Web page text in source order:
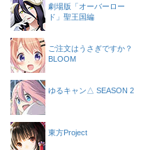
劇場版「オーバーロー
ド」聖王国編
ご注文はうさぎですか？
BLOOM
ゆるキャン△ SEASON 2
東方Project